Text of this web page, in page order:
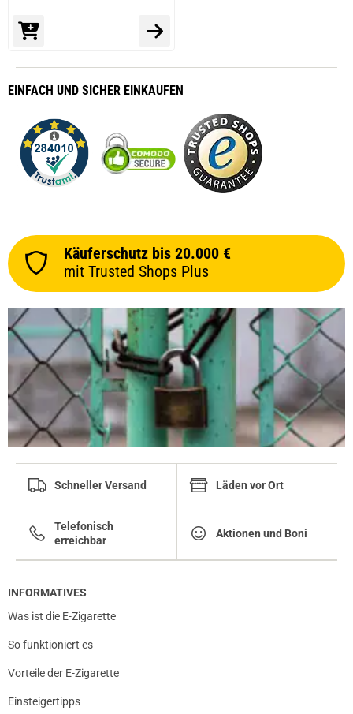
EINFACH UND SICHER EINKAUFEN
Käuferschutz bis 20.000 €
mit Trusted Shops Plus
Schneller Versand Läden vor Ort
Telefonisch
erreichbar
Aktionen und Boni
INFORMATIVES
Was ist die E-Zigarette
So funktioniert es
Vorteile der E-Zigarette
Einsteigertipps